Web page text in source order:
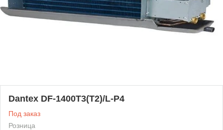
Dantex DF-1400T3(T2)/L-P4
Под заказ
Розница